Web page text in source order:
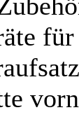
vorn